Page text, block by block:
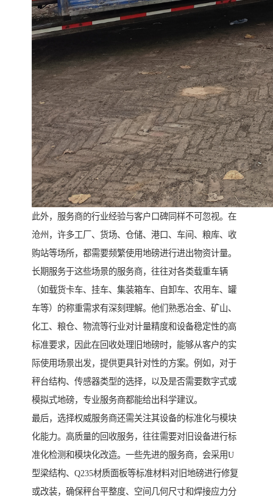
此外，服务商的行业经验与客户口碑同样不可忽视。在
沧州，许多工厂、货场、仓储、港口、车间、粮库、收
购站等场所，都需要频繁使用地磅进行进出物资计量。
长期服务于这些场景的服务商，往往对各类载重车辆
（如载货卡车、挂车、集装箱车、自卸车、农用车、罐
车等）的称重需求有深刻理解。他们熟悉冶金、矿山、
化工、粮仓、物流等行业对计量精度和设备稳定性的高
标准要求，因此在回收处理旧地磅时，能够从客户的实
际使用场景出发，提供更具针对性的方案。例如，对于
秤台结构、传感器类型的选择，以及是否需要数字式或
模拟式地磅，专业服务商都能给出科学建议。
最后，选择权威服务商还需关注其设备的标准化与模块
化能力。高质量的回收服务，往往需要对旧设备进行标
准化检测和模块化改造。一些先进的服务商，会采用U
型梁结构、Q235材质面板等标准材料对旧地磅进行修复
或改装，确保秤台平整度、空间几何尺寸和焊接应力分